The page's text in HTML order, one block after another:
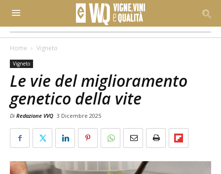
Home Vigneto
Vigneto
Le vie del miglioramento
genetico della vite
Di Redazione VVQ 3 Dicembre 2025